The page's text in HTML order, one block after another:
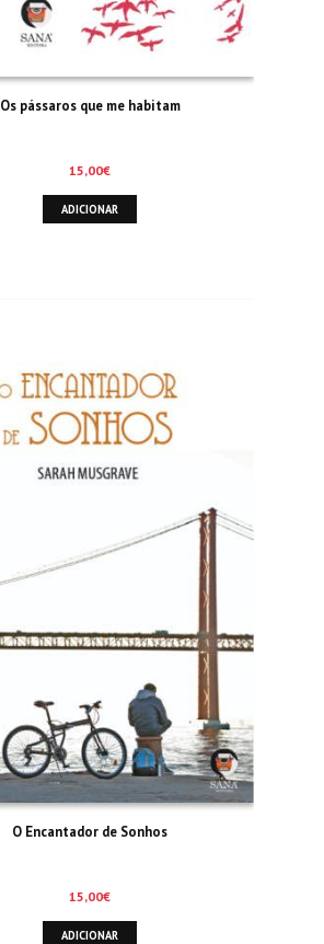
Os pássaros que me habitam
15,00€
ADICIONAR
O Encantador de Sonhos
15,00€
ADICIONAR